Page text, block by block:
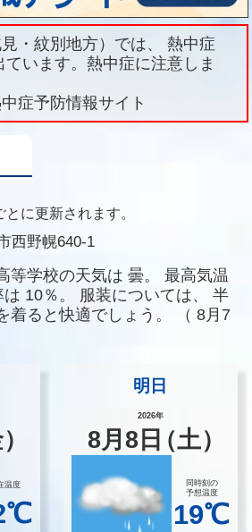
・紋別地方）では、 熱中症
います。熱中症に注意しま
症予防情報サイト
に更新されます。
西野幌640-1
等学校の天気は 曇。
最高気温
は 10％。 服装については、
半
着ると快適でしょう。
（ 8月7
温度
明日
2026年
8月8 日（土）
同時刻の
予想温度
19℃